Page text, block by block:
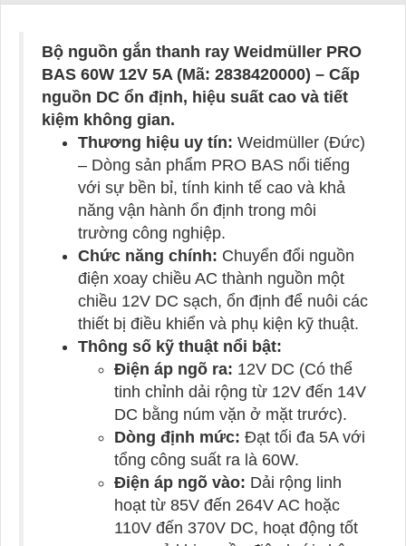
Bộ nguồn gắn thanh ray Weidmüller PRO
BAS 60W 12V 5A (Mã: 2838420000) – Cấp
nguồn DC ổn định, hiệu suất cao và tiết
kiệm không gian.
Thương hiệu uy tín: Weidmüller (Đức)
– Dòng sản phẩm PRO BAS nổi tiếng
với sự bền bỉ, tính kinh tế cao và khả
năng vận hành ổn định trong môi
trường công nghiệp.
Chức năng chính: Chuyển đổi nguồn
điện xoay chiều AC thành nguồn một
chiều 12V DC sạch, ổn định để nuôi các
thiết bị điều khiển và phụ kiện kỹ thuật.
Thông số kỹ thuật nổi bật:
Điện áp ngõ ra: 12V DC (Có thể
tinh chỉnh dải rộng từ 12V đến 14V
DC bằng núm vặn ở mặt trước).
Dòng định mức: Đạt tối đa 5A với
tổng công suất ra là 60W.
Điện áp ngõ vào: Dải rộng linh
hoạt từ 85V đến 264V AC hoặc
110V đến 370V DC, hoạt động tốt